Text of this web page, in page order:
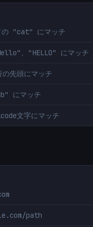
"cat" にマッチ
、"HELLO" にマッチ
先頭にマッチ
にマッチ
文字にマッチ
path